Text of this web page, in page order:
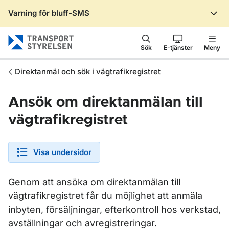
Varning för bluff-SMS
Sök E-tjänster Meny
Direktanmäl och sök i vägtrafikregistret
Ansök om direktanmälan till
vägtrafikregistret
Visa undersidor
Genom att ansöka om direktanmälan till
vägtrafikregistret får du möjlighet att anmäla
inbyten, försäljningar, efterkontroll hos verkstad,
avställningar och avregistreringar.